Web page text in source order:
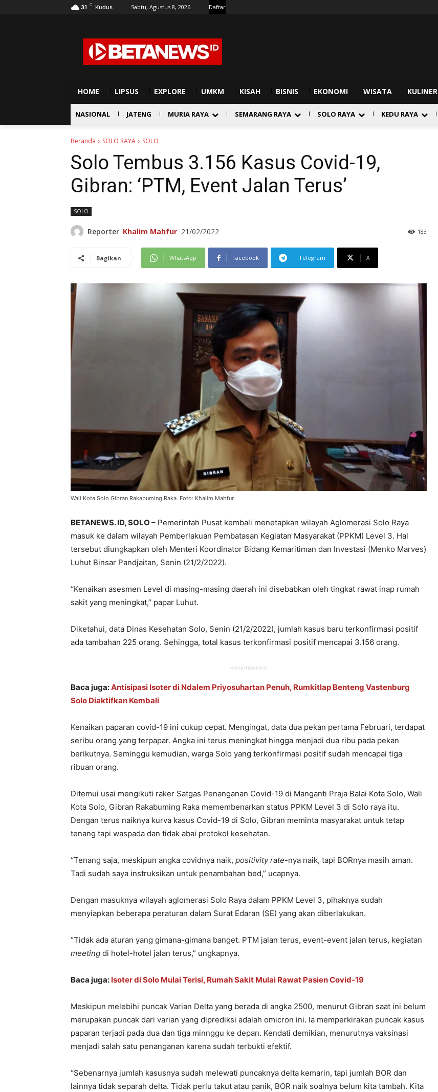
31 C Kudus Sabtu, Agustus 8, 2026 Daftar
HOME LIPSUS EXPLORE UMKM KISAH BISNIS EKONOMI WISATA KULINER
NASIONAL JATENG MURIA RAYA SEMARANG RAYA SOLO RAYA KEDU RAYA
Beranda SOLO RAYA SOLO
Solo Tembus 3.156 Kasus Covid-19,
Gibran: ‘PTM, Event Jalan Terus’
SOLO
Reporter Khalim Mahfur 21/02/2022 183
Bagikan WhatsApp Facebook Telegram X
Wali Kota Solo Gibran Rakabuming Raka. Foto: Khalim Mahfur.
BETANEWS. ID, SOLO – Pemerintah Pusat kembali menetapkan wilayah Aglomerasi Solo Raya
masuk ke dalam wilayah Pemberlakuan Pembatasan Kegiatan Masyarakat (PPKM) Level 3. Hal
tersebut diungkapkan oleh Menteri Koordinator Bidang Kemaritiman dan Investasi (Menko Marves)
Luhut Binsar Pandjaitan, Senin (21/2/2022).
“Kenaikan asesmen Level di masing-masing daerah ini disebabkan oleh tingkat rawat inap rumah
sakit yang meningkat,” papar Luhut.
Diketahui, data Dinas Kesehatan Solo, Senin (21/2/2022), jumlah kasus baru terkonfirmasi positif
ada tambahan 225 orang. Sehingga, total kasus terkonfirmasi positif mencapai 3.156 orang.
-Advertisement-
Baca juga:Antisipasi Isoter di Ndalem Priyosuhartan Penuh, Rumkitlap Benteng Vastenburg
Solo Diaktifkan Kembali
Kenaikan paparan covid-19 ini cukup cepat. Mengingat, data dua pekan pertama Februari, terdapat
seribu orang yang terpapar. Angka ini terus meningkat hingga menjadi dua ribu pada pekan
berikutnya. Seminggu kemudian, warga Solo yang terkonfirmasi positif sudah mencapai tiga
ribuan orang.
Ditemui usai mengikuti raker Satgas Penanganan Covid-19 di Manganti Praja Balai Kota Solo, Wali
Kota Solo, Gibran Rakabuming Raka memembenarkan status PPKM Level 3 di Solo raya itu.
Dengan terus naiknya kurva kasus Covid-19 di Solo, Gibran meminta masyarakat untuk tetap
tenang tapi waspada dan tidak abai protokol kesehatan.
“Tenang saja, meskipun angka covidnya naik, positivity rate-nya naik, tapi BORnya masih aman.
Tadi sudah saya instruksikan untuk penambahan bed,” ucapnya.
Dengan masuknya wilayah aglomerasi Solo Raya dalam PPKM Level 3, pihaknya sudah
menyiapkan beberapa peraturan dalam Surat Edaran (SE) yang akan diberlakukan.
“Tidak ada aturan yang gimana-gimana banget. PTM jalan terus, event-event jalan terus, kegiatan
meeting di hotel-hotel jalan terus,” ungkapnya.
Baca juga: Isoter di Solo Mulai Terisi, Rumah Sakit Mulai Rawat Pasien Covid-19
Meskipun melebihi puncak Varian Delta yang berada di angka 2500, menurut Gibran saat ini belum
merupakan puncak dari varian yang diprediksi adalah omicron ini. Ia memperkirakan puncak kasus
paparan terjadi pada dua dan tiga minnggu ke depan. Kendati demikian, menurutnya vaksinasi
menjadi salah satu penanganan karena sudah terbukti efektif.
“Sebenarnya jumlah kasusnya sudah melewati puncaknya delta kemarin, tapi jumlah BOR dan
lainnya tidak separah delta. Tidak perlu takut atau panik, BOR naik soalnya belum kita tambah. Kita